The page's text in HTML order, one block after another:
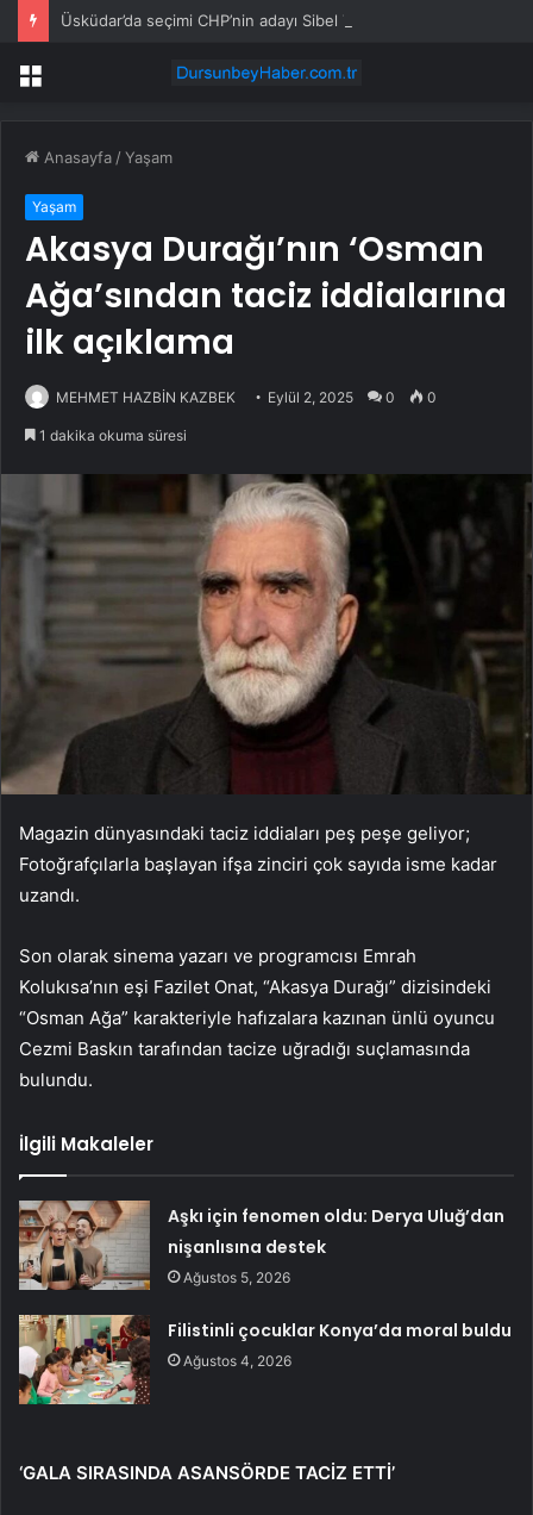
Menü
Anasayfa /Yaşam
Yaşam
Akasya Durağı’nın ‘Osman
Ağa’sından taciz iddialarına
ilk açıklama
MEHMET HAZBİN KAZBEK Eylül 2, 2025 0 0
1 dakika okuma süresi
Magazin dünyasındaki taciz iddiaları peş peşe geliyor;
Fotoğrafçılarla başlayan ifşa zinciri çok sayıda isme kadar
uzandı.
Son olarak sinema yazarı ve programcısı Emrah
Kolukısa’nın eşi Fazilet Onat, “Akasya Durağı” dizisindeki
“Osman Ağa” karakteriyle hafızalara kazınan ünlü oyuncu
Cezmi Baskın tarafından tacize uğradığı suçlamasında
bulundu.
İlgili Makaleler
Aşkı için fenomen oldu: Derya Uluğ’dan
nişanlısına destek
Ağustos 5, 2026
Filistinli çocuklar Konya’da moral buldu
Ağustos 4, 2026
‘GALA SIRASINDA ASANSÖRDE TACİZ ETTİ’